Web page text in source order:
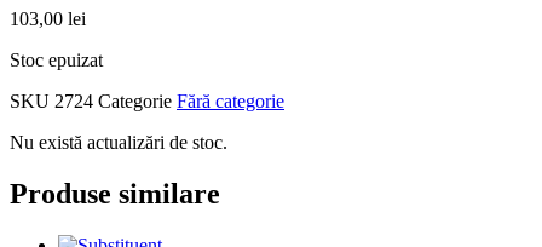
103,00 lei
Stoc epuizat
SKU 2724 Categorie Fără categorie
Nu există actualizări de stoc.
Produse similare